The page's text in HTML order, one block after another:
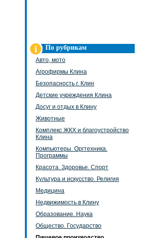
По рубрикам
Авто, мото
Агрофирмы Клина
Безопасность г. Клин
Детские учреждения Клина
Досуг и отдых в Клину
Животные
Комплекс ЖКХ и благоустройство
Клина
Компьютеры. Оргтехника.
Программы
Красота. Здоровье. Спорт
Культура и искусство. Религия
Медицина
Недвижимость в Клину
Образование. Наука
Общество. Государство